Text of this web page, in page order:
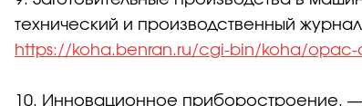
технический и производственный
https://koha.benran.ru/cgi-bin/koha/opac-
10. Инновационное приборостроение. —